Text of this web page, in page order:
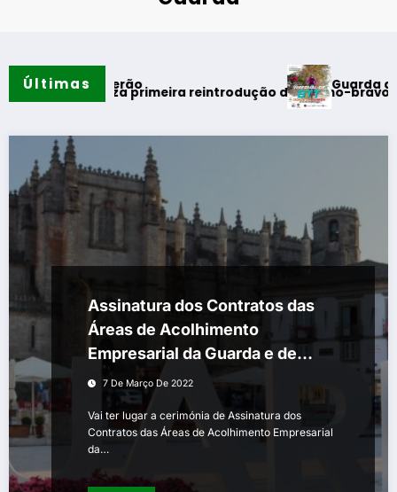
Últimas
do verão
realiza primeira reintrodução de coelho-bravo em área
Guarda desafia
Assinatura dos Contratos das
Áreas de Acolhimento
Empresarial da Guarda e de
Oliveira do Hospital
7 De Março De 2022
Vai ter lugar a cerimónia de Assinatura dos
Contratos das Áreas de Acolhimento Empresarial
da…